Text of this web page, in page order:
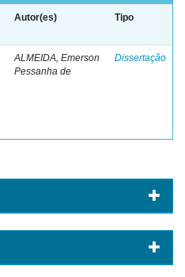
Autor(es) Tipo
ALMEIDA, Emerson
Pessanha de
Dissertação